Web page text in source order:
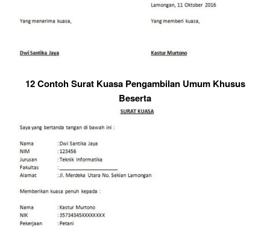
12 Contoh Surat Kuasa Pengambilan Umum Khusus
Beserta